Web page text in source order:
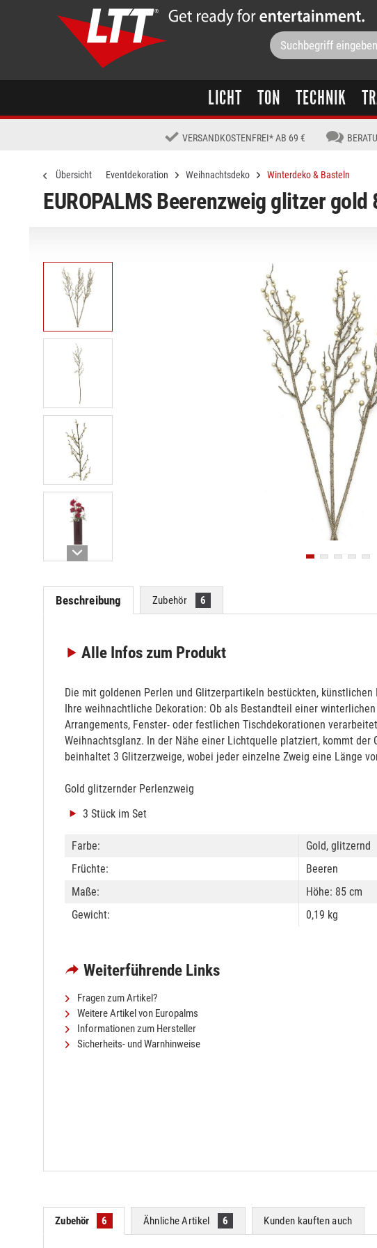
LICHT TON TECHNIK
VERSANDKOSTENFREI* AB 69 €
Übersicht Eventdekoration Weihnachtsdeko Winterdeko & Basteln
EUROPALMS Beerenzweig glitzer gold
Beschreibung Zubehör 6
Alle Infos zum Produkt
Die mit goldenen Perlen und Glitzerpartikeln bestückten,
Ihre weihnachtliche Dekoration: Ob als Bestandteil einer
Arrangements, Fenster- oder festlichen Tischdekorationen
Weihnachtsglanz. In der Nähe einer Lichtquelle platziert, kommt
beinhaltet 3 Glitzerzweige, wobei jeder einzelne Zweig eine Länge
Gold glitzernder Perlenzweig
3 Stück im Set
Farbe:
Gold, glitzernd
Früchte:
Beeren
Maße:
Höhe: 85 cm
Gewicht:
0,19 kg
Weiterführende Links
Fragen zum Artikel?
Weitere Artikel von Europalms
Informationen zum Hersteller
Sicherheits- und Warnhinweise
Zubehör 6 Ähnliche Artikel 6 Kunden kauften auch